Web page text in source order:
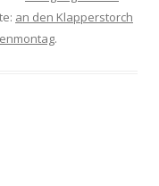
an den Klapperstorch
.